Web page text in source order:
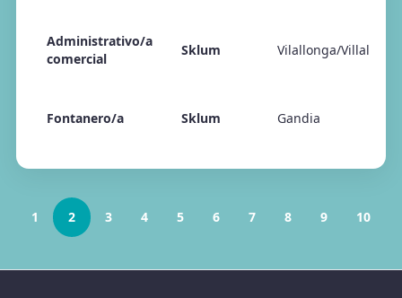
Administrativo/a
comercial
Sklum Vilallonga/Villalonga
Fontanero/a Sklum Gandia
1 2 3 4 5 6 7 8 9 10